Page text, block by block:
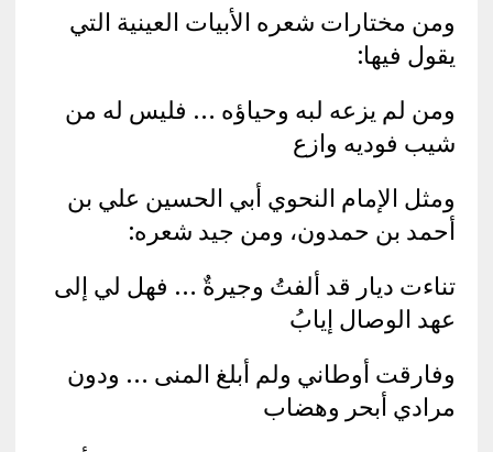
ومن مختارات شعره الأبيات العينية التي
يقول فيها:
ومن لم يزعه لبه وحياؤه … فليس له من
شيب فوديه وازع
ومثل الإمام النحوي أبي الحسين علي بن
أحمد بن حمدون، ومن جيد شعره:
تناءت ديار قد ألفتُ وجيرةٌ … فهل لي إلى
عهد الوصال إيابُ
وفارقت أوطاني ولم أبلغ المنى … ودون
مرادي أبحر وهضاب